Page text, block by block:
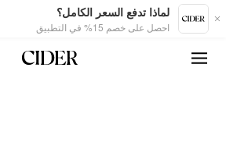
لماذا تدفع السعر الكامل؟
احصل على خصم 15% في التطبيق